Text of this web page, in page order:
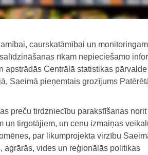
caurskatāmībai un
rīkam nepieciešamo
apstrādās Centrālā statistikas
Saeimā pieņemtais grozījums
preču tirdzniecību parakstīšanas norit
un tirgotājiem, un cenu izmaiņas
par likumprojekta virzību
agrārās, vides un reģionālās politikas